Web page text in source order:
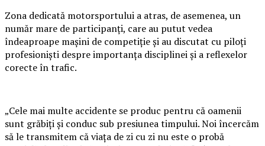
Zona dedicată motorsportului a atras, de asemenea, un
număr mare de participanți, care au putut vedea
îndeaproape mașini de competiție și au discutat cu piloți
profesioniști despre importanța disciplinei și a reflexelor
corecte în trafic.
„Cele mai multe accidente se produc pentru că oamenii
sunt grăbiți și conduc sub presiunea timpului. Noi încercăm
să le transmitem că viața de zi cu zi nu este o probă